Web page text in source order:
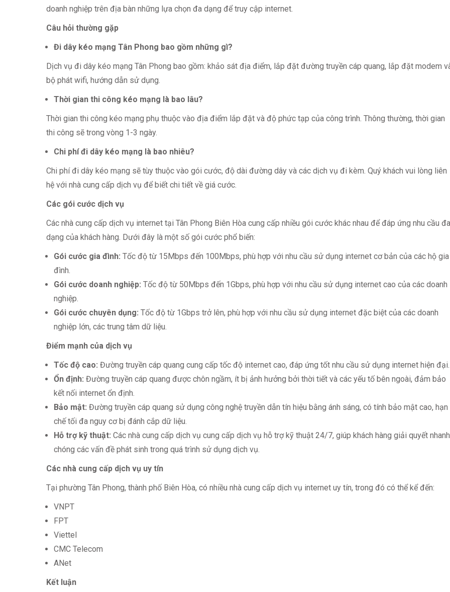
doanh nghiệp trên địa bàn những lựa chọn đa dạng để truy cập internet.
Câu hỏi thường gặp
Đi dây kéo mạng Tân Phong bao gồm những gì?
Dịch vụ đi dây kéo mạng Tân Phong bao gồm: khảo sát địa điểm, lắp đặt đường truyền cáp quang, lắp đặt modem
bộ phát wifi, hướng dẫn sử dụng.
Thời gian thi công kéo mạng là bao lâu?
Thời gian thi công kéo mạng phụ thuộc vào địa điểm lắp đặt và độ phức tạp của công trình. Thông thường, thời gian
thi công sẽ trong vòng 1-3 ngày.
Chi phí đi dây kéo mạng là bao nhiêu?
Chi phí đi dây kéo mạng sẽ tùy thuộc vào gói cước, độ dài đường dây và các dịch vụ đi kèm. Quý khách vui lòng liên
hệ với nhà cung cấp dịch vụ để biết chi tiết về giá cước.
Các gói cước dịch vụ
Các nhà cung cấp dịch vụ internet tại Tân Phong Biên Hòa cung cấp nhiều gói cước khác nhau để đáp ứng nhu cầu đa
dạng của khách hàng. Dưới đây là một số gói cước phổ biến:
Gói cước gia đình: Tốc độ từ 15Mbps đến 100Mbps, phù hợp với nhu cầu sử dụng internet cơ bản của các hộ gia
đình.
Gói cước doanh nghiệp: Tốc độ từ 50Mbps đến 1Gbps, phù hợp với nhu cầu sử dụng internet cao của các doanh
nghiệp.
Gói cước chuyên dụng: Tốc độ từ 1Gbps trở lên, phù hợp với nhu cầu sử dụng internet đặc biệt của các doanh
nghiệp lớn, các trung tâm dữ liệu.
Điểm mạnh của dịch vụ
Tốc độ cao: Đường truyền cáp quang cung cấp tốc độ internet cao, đáp ứng tốt nhu cầu sử dụng internet hiện đại.
Ổn định: Đường truyền cáp quang được chôn ngầm, ít bị ảnh hưởng bởi thời tiết và các yếu tố bên ngoài, đảm bảo
kết nối internet ổn định.
Bảo mật: Đường truyền cáp quang sử dụng công nghệ truyền dẫn tín hiệu bằng ánh sáng, có tính bảo mật cao, hạn
chế tối đa nguy cơ bị đánh cắp dữ liệu.
Hỗ trợ kỹ thuật: Các nhà cung cấp dịch vụ cung cấp dịch vụ hỗ trợ kỹ thuật 24/7, giúp khách hàng giải quyết nhanh
chóng các vấn đề phát sinh trong quá trình sử dụng dịch vụ.
Các nhà cung cấp dịch vụ uy tín
Tại phường Tân Phong, thành phố Biên Hòa, có nhiều nhà cung cấp dịch vụ internet uy tín, trong đó có thể kể đến:
VNPT
FPT
Viettel
CMC Telecom
ANet
Kết luận